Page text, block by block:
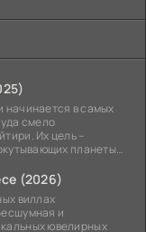
начинается в самых
смело
Их цель –
планеты
(2026)
виллах
и
ювелирных